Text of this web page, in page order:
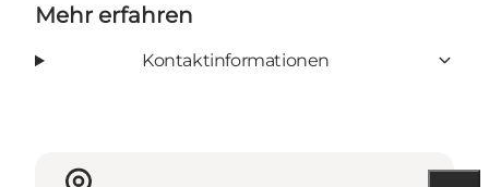
Mehr erfahren
Kontaktinformationen